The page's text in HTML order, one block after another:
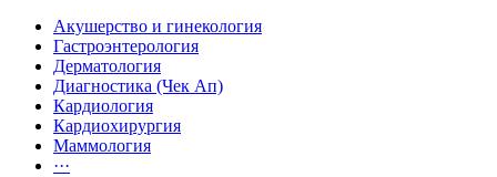
Акушерство и гинекология
Гастроэнтерология
Дерматология
Диагностика (Чек Ап)
Кардиология
Кардиохирургия
Маммология
···